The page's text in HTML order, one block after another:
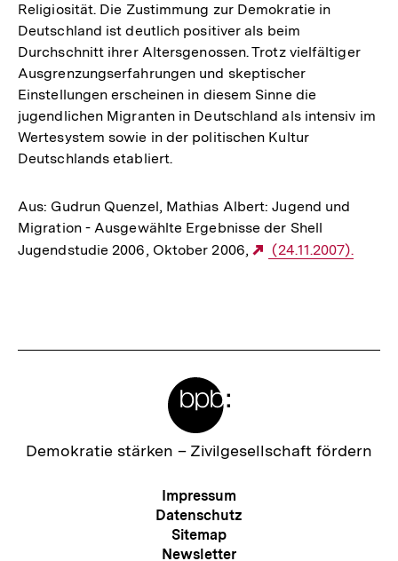
Religiosität. Die Zustimmung zur Demokratie in
Deutschland ist deutlich positiver als beim
Durchschnitt ihrer Altersgenossen. Trotz vielfältiger
Ausgrenzungserfahrungen und skeptischer
Einstellungen erscheinen in diesem Sinne die
jugendlichen Migranten in Deutschland als intensiv im
Wertesystem sowie in der politischen Kultur
Deutschlands etabliert.
Aus: Gudrun Quenzel, Mathias Albert: Jugend und
Migration - Ausgewählte Ergebnisse der Shell
Jugendstudie 2006, Oktober 2006,
Externer
(24.11.2007).
Zur
Demokratie stärken – Zivilgesellschaft fördern
Meta-
Navigation
Impressum
Datenschutz
Sitemap
Newsletter